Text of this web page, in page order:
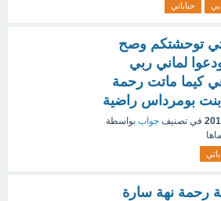
حباباتي
توحشتكم وصح
لماني ربي
كيما ماتت رحمة
بومرداس راضية
في تصنيف جواب بواسطة
رحمة نهة سارة